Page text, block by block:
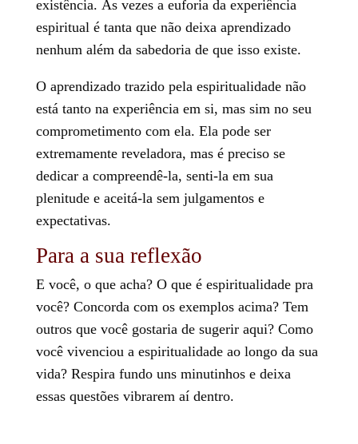
existência. Às vezes a euforia da experiência
espiritual é tanta que não deixa aprendizado
nenhum além da sabedoria de que isso existe.
O aprendizado trazido pela espiritualidade não
está tanto na experiência em si, mas sim no seu
comprometimento com ela. Ela pode ser
extremamente reveladora, mas é preciso se
dedicar a compreendê-la, senti-la em sua
plenitude e aceitá-la sem julgamentos e
expectativas.
Para a sua reflexão
E você, o que acha? O que é espiritualidade pra
você? Concorda com os exemplos acima? Tem
outros que você gostaria de sugerir aqui? Como
você vivenciou a espiritualidade ao longo da sua
vida? Respira fundo uns minutinhos e deixa
essas questões vibrarem aí dentro.